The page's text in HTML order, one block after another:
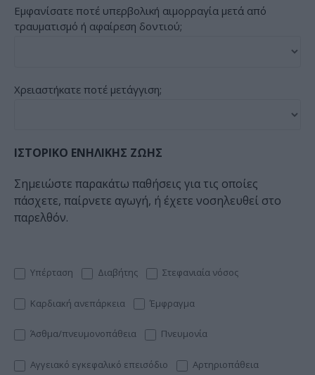
Εμφανίσατε ποτέ υπερβολική αιμορραγία μετά από
τραυματισμό ή αφαίρεση δοντιού;
Χρειαστήκατε ποτέ μετάγγιση;
ΙΣΤΟΡΙΚΟ ΕΝΗΛΙΚΗΣ ΖΩΗΣ
Σημειώστε παρακάτω παθήσεις για τις οποίες
πάσχετε, παίρνετε αγωγή, ή έχετε νοσηλευθεί στο
παρελθόν.
Υπέρταση Διαβήτης Στεφανιαία νόσος
Καρδιακή ανεπάρκεια Έμφραγμα
Άσθμα/πνευμονοπάθεια Πνευμονία
Αγγειακό εγκεφαλικό επεισόδιο Αρτηριοπάθεια